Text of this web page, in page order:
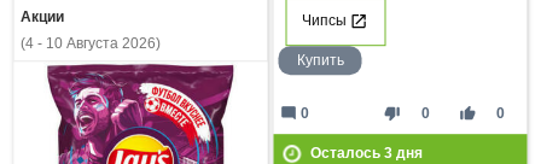
Чипсы
Купить
thumb_down 0 thumb_up 0
mode_comment 0
Осталось 3дня
Акции
(4 - 10 Августа 2026)